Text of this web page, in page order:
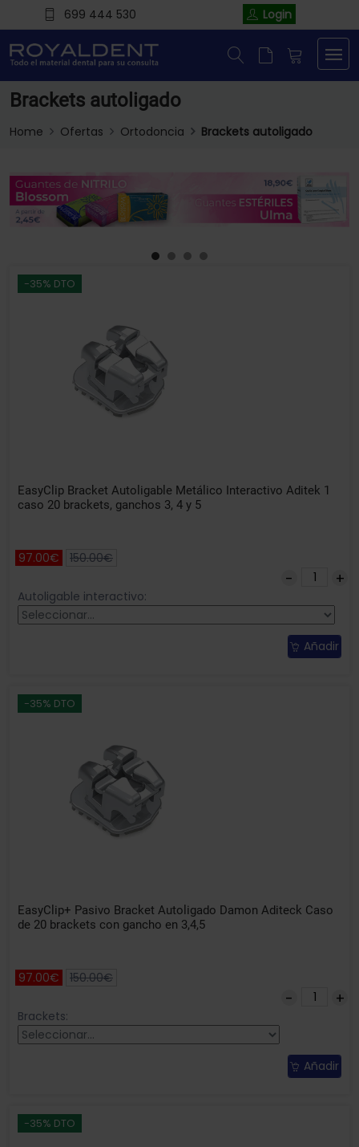
699 444 530 Login
Brackets autoligado
Home Ofertas Ortodoncia Brackets autoligado
-35% DTO
EasyClip Bracket Autoligable Metálico Interactivo Aditek 1
caso 20 brackets, ganchos 3, 4 y 5
97.00€ 150.00€
Autoligable interactivo:
Añadir
-35% DTO
EasyClip+ Pasivo Bracket Autoligado Damon Aditeck Caso
de 20 brackets con gancho en 3,4,5
97.00€ 150.00€
Brackets:
Añadir
-35% DTO